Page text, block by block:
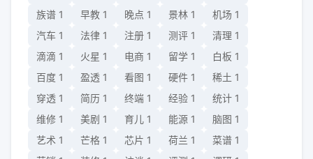
族谱 1 早教 1 晚点 1 景林 1 机场 1
汽车 1 法律 1 注册 1 测评 1 清理 1
滴滴 1 火星 1 电商 1 留学 1 白板 1
百度 1 盈透 1 看图 1 硬件 1 稀土 1
穿透 1 简历 1 终端 1 经验 1 统计 1
维修 1 美剧 1 育儿 1 能源 1 脑图 1
艺术 1 芒格 1 芯片 1 荷兰 1 菜谱 1